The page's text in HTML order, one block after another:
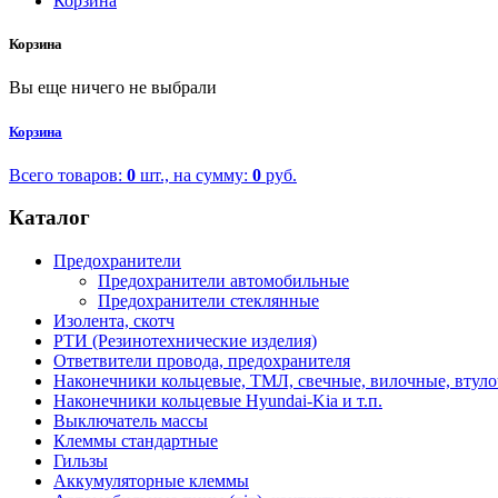
Корзина
Вы еще ничего не выбрали
Корзина
Всего товаров: 0 шт., на сумму: 0 руб.
Каталог
Предохранители
Предохранители автомобильные
Предохранители стеклянные
Изолента, скотч
РТИ (Резинотехнические изделия)
Ответвители провода, предохранителя
Наконечники кольцевые, ТМЛ, свечные, вилочные,
Наконечники кольцевые Hyundai-Kia и т.п.
Выключатель массы
Клеммы стандартные
Гильзы
Аккумуляторные клеммы